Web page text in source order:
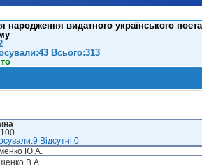
народження видатного українського
Всього:313
100
Відсутні:0
Ю.А.
В.А.